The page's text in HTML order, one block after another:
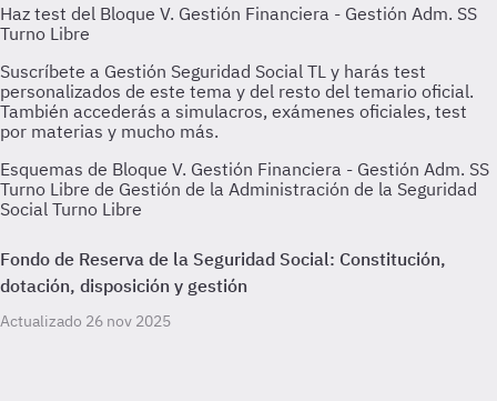
Esquemas de Bloque V. Gestión Financiera - Gestión Adm. SS
Turno Libre de Gestión de la Administración de la Seguridad
Social Turno Libre
Fondo de Reserva de la Seguridad Social: Constitución,
dotación, disposición y gestión
Actualizado 26 nov 2025